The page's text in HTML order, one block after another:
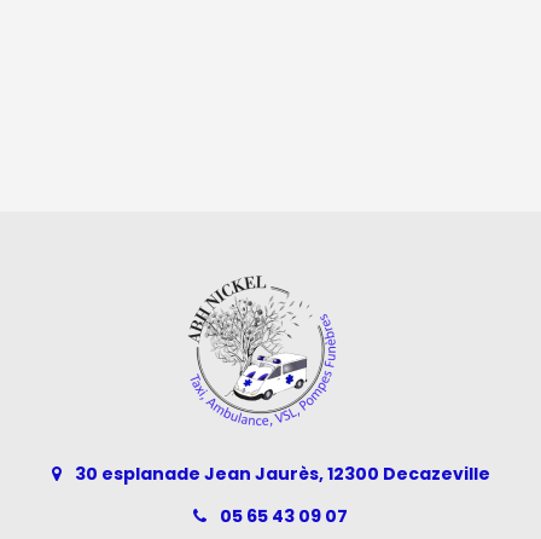
30 esplanade Jean Jaurès, 12300 Decazeville
05 65 43 09 07